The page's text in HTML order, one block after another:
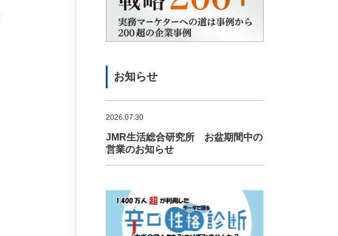
お知らせ
2026.07.30
JMR生活総合研究所 お盆期間中の
営業のお知らせ